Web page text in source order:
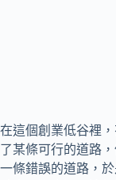
在這個創業低谷裡
了某條可行的道路
一條錯誤的道路，